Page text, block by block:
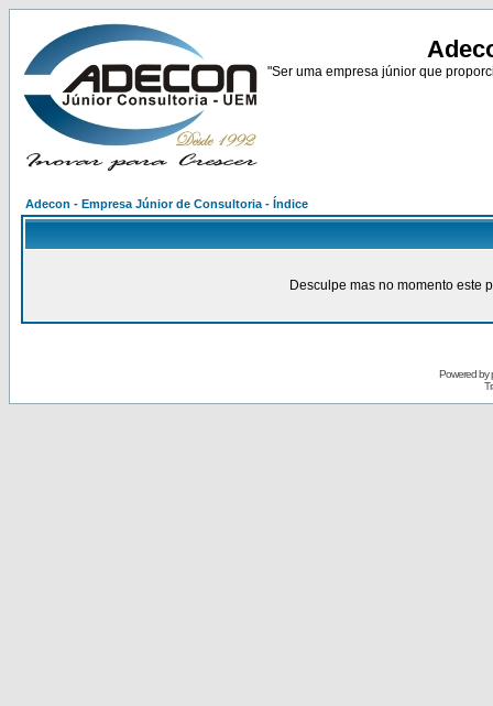
"Ser uma empresa júnior que
Adecon - Empresa Júnior de Consultoria - Índice
Desculpe mas no momento este
Powered by